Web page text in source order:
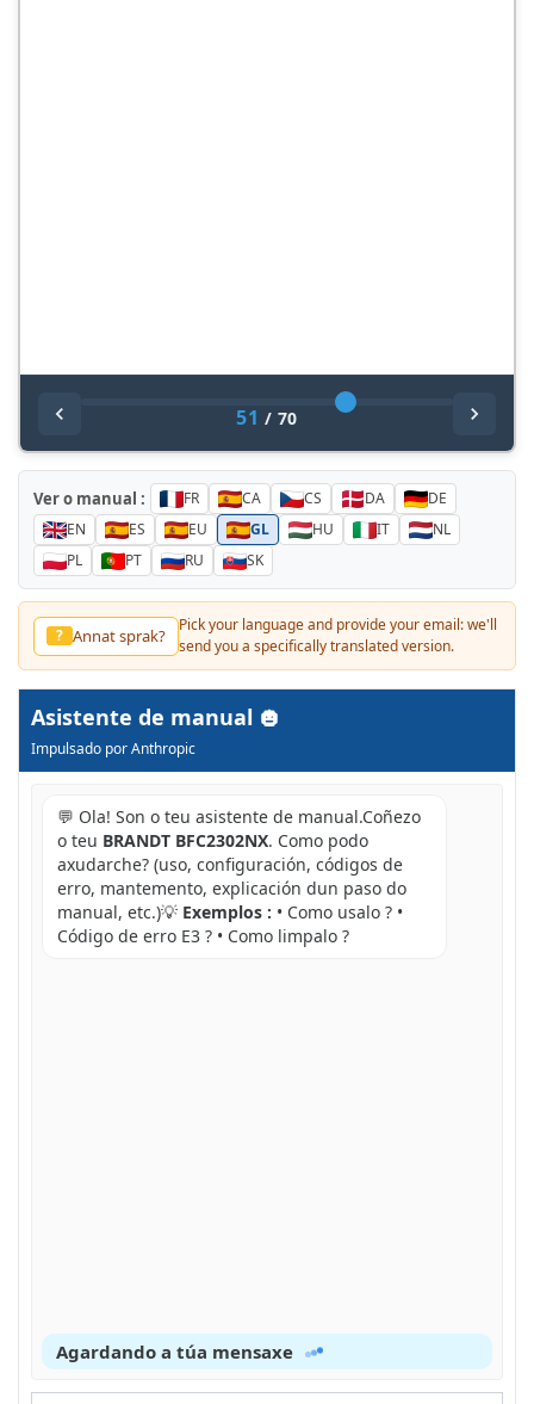
51 / 70
Ver o manual : FR CA CS DA
DE
EN
ES EU GL HU IT
NL
PL
PT RU SK
? Annat sprak?
Pick your language and provide your email: we'll
send you a specifically translated version.
Asistente de manual
Impulsado por Anthropic
💬 Ola! Son o teu asistente de manual.Coñezo
o teu BRANDT BFC2302NX. Como podo
axudarche? (uso, configuración, códigos de
erro, mantemento, explicación dun paso do
manual, etc.)💡 Exemplos : • Como usalo ? •
Código de erro E3 ? • Como limpalo ?
Agardando a túa mensaxe